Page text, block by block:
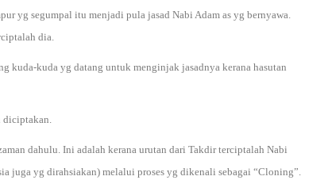
yg segumpal itu menjadi pula jasad Nabi Adam as yg bernyawa.
dia.
kuda-kuda yg datang untuk menginjak jasadnya kerana hasutan
dahulu. Ini adalah kerana urutan dari Takdir terciptalah Nabi
juga yg dirahsiakan) melalui proses yg dikenali sebagai “Cloning”.